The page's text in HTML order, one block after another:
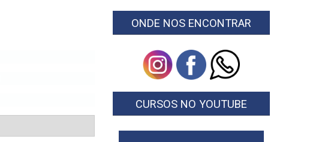
ONDE NOS ENCONTRAR
CURSOS NO YOUTUBE